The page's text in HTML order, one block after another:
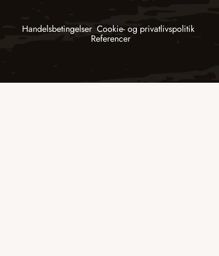
Handelsbetingelser Cookie- og privatlivspolitik
Referencer